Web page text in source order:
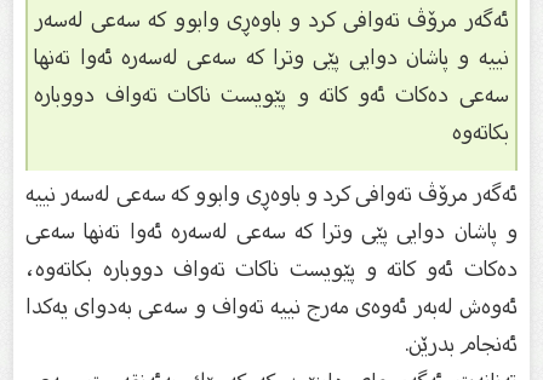
ئەگەر مرۆڤ تەوافی كرد و باوەڕى وابوو كە سەعى لەسەر
نییە و پاشان دوایی پێى وترا كە سەعى لەسەرە ئەوا تەنها
سەعى دەكات ئەو كاتە و پێویست ناكات تەواف دووبارە
بكاتەوە
ئەگەر مرۆڤ تەوافی كرد و باوەڕى وابوو كە سەعى لەسەر نییە
و پاشان دوایی پێى وترا كە سەعى لەسەرە ئەوا تەنها سەعى
دەكات ئەو كاتە و پێویست ناكات تەواف دووبارە بكاتەوە،
ئەوەش لەبەر ئەوەى مەرج نییە تەواف و سەعى بەدواى یەكدا
ئەنجام بدرێن.